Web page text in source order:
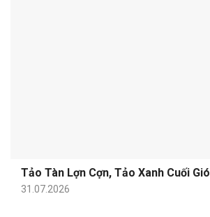
Tảo Tàn Lợn Cợn, Tảo Xanh Cuối Gió
31.07.2026